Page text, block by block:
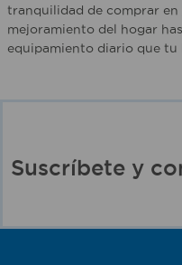
tranquilidad de comprar en
mejoramiento del hogar
equipamiento diario que tu
Suscríbete y